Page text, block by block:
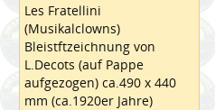
Les Fratellini
(Musikalclowns)
Bleistftzeichnung von
L.Decots (auf Pappe
aufgezogen) ca.490 x 440
mm (ca.1920er Jahre)